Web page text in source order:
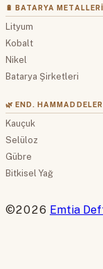
🔋 BATARYA METALLERI
Lityum
Kobalt
Nikel
Batarya Şirketleri
🌿 END. HAMMADDELER
Kauçuk
Selüloz
Gübre
Bitkisel Yağ
©2026 Emtia